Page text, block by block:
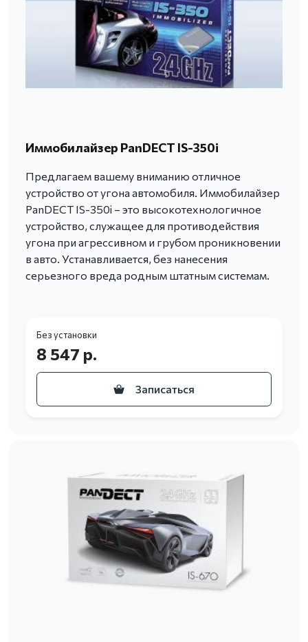
Иммобилайзер PanDECT IS-350i
Предлагаем вашему вниманию отличное
устройство от угона автомобиля. Иммобилайзер
PanDECT IS-350i – это высокотехнологичное
устройство, служащее для противодействия
угона при агрессивном и грубом проникновении
в авто. Устанавливается, без нанесения
серьезного вреда родным штатным системам.
Без установки
8 547 р.
Записаться